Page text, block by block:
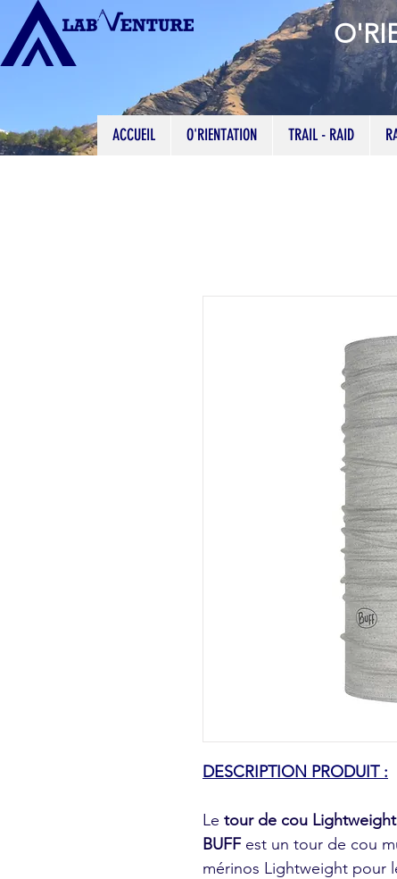
ACCUEIL O'RIENTATION TRAIL - RAID
DESCRIPTION PRODUIT :
Le tour de cou
BUFFest un tour de cou
mérinos Lightweight pour